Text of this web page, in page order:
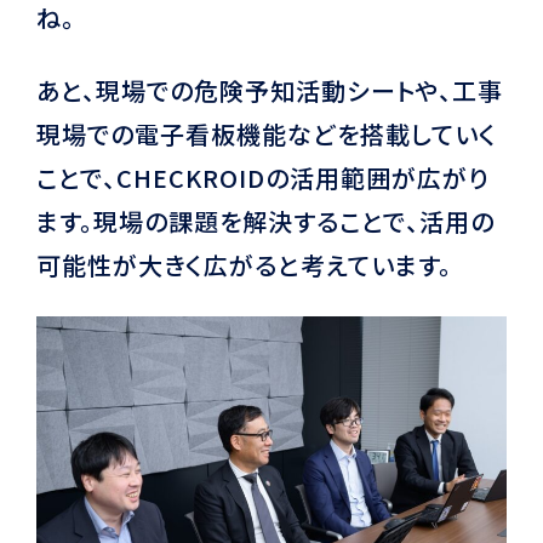
ね。
あと、現場での危険予知活動シートや、工事
現場での電子看板機能などを搭載していく
ことで、CHECKROIDの活用範囲が広がり
ます。現場の課題を解決することで、活用の
可能性が大きく広がると考えています。